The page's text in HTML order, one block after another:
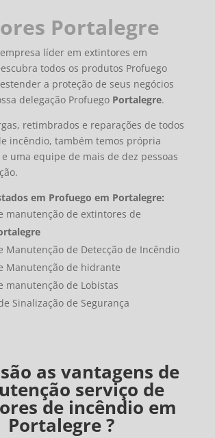
Portalegre
líder em extintores em
todos os produtos Profuego
a proteção de seus negócios
delegação Profuego Portalegre.
retimbrados e reparações de todos
incêndio, também temos própria
uma equipe de mais de dez pessoas
em Profuego em Portalegre:
manutenção de extintores de
Manutenção de Detecção de Incêndio
Manutenção de hidrante
manutenção de Lobistas
Sinalização de Segurança
as vantagens de
serviço de
de incêndio em
Portalegre?